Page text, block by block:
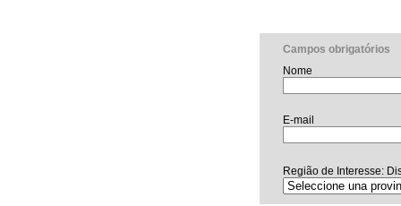
Campos obrigatórios
Nome
E-mail
Região de Interesse: